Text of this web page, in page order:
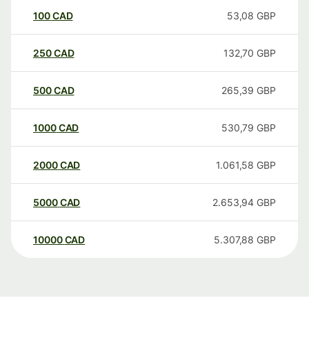
100CAD 53,08 GBP
250CAD 132,70 GBP
500CAD 265,39 GBP
1000CAD 530,79 GBP
2000CAD 1.061,58 GBP
5000CAD 2.653,94 GBP
10000 CAD 5.307,88 GBP